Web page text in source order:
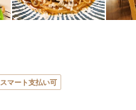
スマート支払い可